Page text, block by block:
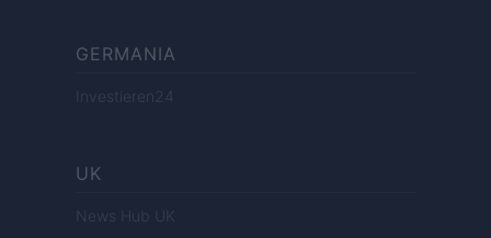
GERMANIA
Investieren24
UK
News Hub UK